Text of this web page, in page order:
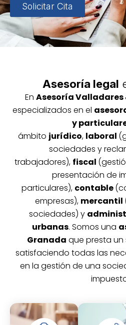
Solicitar Cita
Asesoría legal
En AsesoríaValladares
especializados en el
y
ámbito jurídico, laboral
sociedades y
trabajadores), fiscal
presentación de
particulares), contable
empresas), mercantil
sociedades) y
urbanas. Somos una
Granada que presta
satisfaciendo todas las
en la gestión de una